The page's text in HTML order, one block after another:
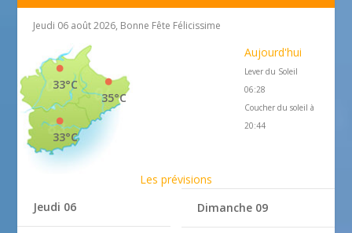
Jeudi 06 août 2026, Bonne Fête Félicissime
35°C
33°C
33°C
Aujourd'hui
Lever du Soleil
06:28
Coucher du soleil à
20:44
Les prévisions
Jeudi 06
Dimanche 09